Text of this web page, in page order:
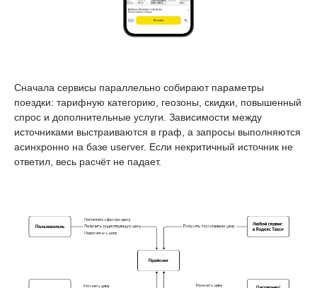
Сначала сервисы параллельно собирают параметры
поездки: тарифную категорию, геозоны, скидки, повышенный
спрос и дополнительные услуги. Зависимости между
источниками выстраиваются в граф, а запросы выполняются
асинхронно на базе userver. Если некритичный источник не
ответил, весь расчёт не падает.